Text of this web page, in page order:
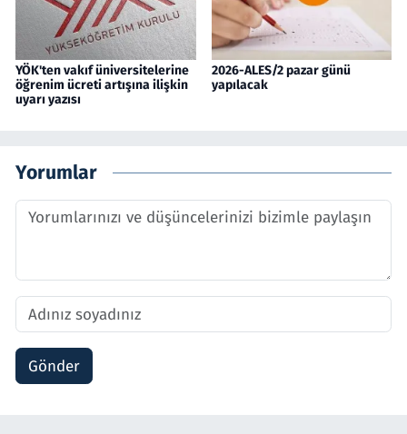
YÖK'ten vakıf üniversitelerine
öğrenim ücreti artışına ilişkin
uyarı yazısı
2026-ALES/2 pazar günü
yapılacak
Yorumlar
Gönder